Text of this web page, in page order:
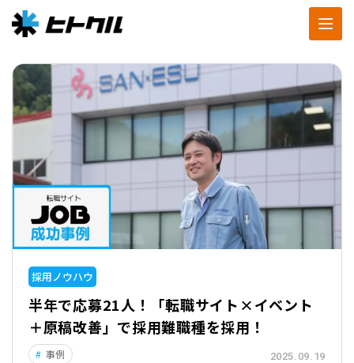
採用ノウハウ
半年で応募21人！「転職サイト×イベント
＋原稿改善」で採用難職種を採用！
事例 2025.09.19